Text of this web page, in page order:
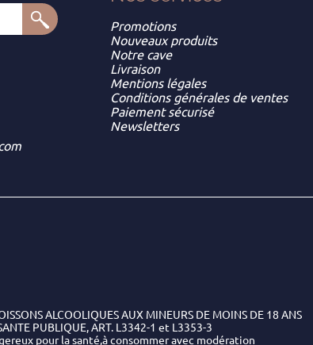
Promotions
Nouveaux produits
Notre cave
Livraison
Mentions légales
Conditions générales de ventes
Paiement sécurisé
Newsletters
ALCOOLIQUES AUX MINEURS DE MOINS DE 18 ANS
PUBLIQUE, ART. L3342-1 et L3353-3
pour la santé,à consommer avec modération